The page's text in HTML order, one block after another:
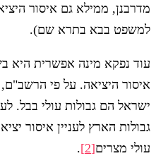
מדרבנן, ממילא גם איסור
למשפט בבא בתרא שם).
עוד נפקא מינה אפשרית היא
איסור היציאה. על פי
ישראל הם גבולות עולי בבל.
גבולות הארץ לעניין איסור
עולי מצרים[2]
.